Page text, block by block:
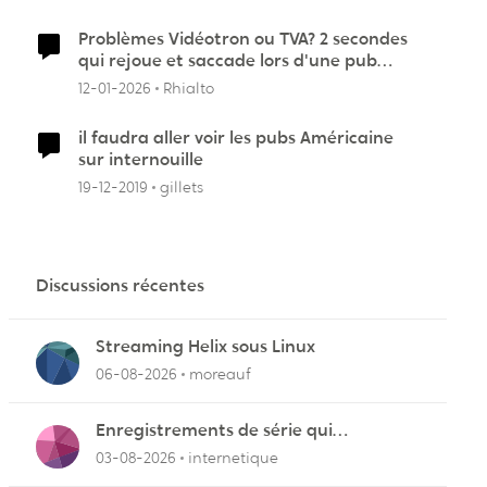
Problèmes Vidéotron ou TVA? 2 secondes
qui rejoue et saccade lors d'une pub
ajoutée au dessus
12-01-2026 Rhialto
il faudra aller voir les pubs Américaine
sur internouille
19-12-2019 gillets
Discussions récentes
Streaming Helix sous Linux
06-08-2026 moreauf
Enregistrements de série qui
cafouillent
03-08-2026 internetique